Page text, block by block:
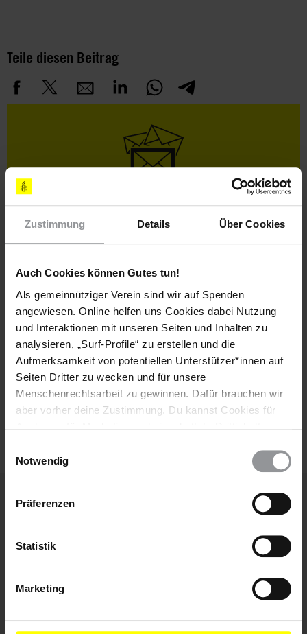
Zustimmung Details Über Cookies
Auch Cookies können Gutes tun!
Als gemeinnütziger Verein sind wir auf Spenden
angewiesen. Online helfen uns Cookies dabei Nutzung
und Interaktionen mit unseren Seiten und Inhalten zu
analysieren, „Surf-Profile“ zu erstellen und die
Aufmerksamkeit von potentiellen Unterstützer*innen auf
Seiten Dritter zu wecken und für unsere
Menschenrechtsarbeit zu gewinnen. Dafür brauchen wir
aber vorher deine Zustimmung. Du kannst Cookies für
wieder ändern. Diesen Banner kannst Du über den Link
Notwendig
Präferenzen
Statistik
Marketing
Teile diesen Beitrag
Bleib informiert
Text
für die Menschenrechte stark!
Nachname
E-
Ich habe dieDatenschutzrichtlinieund die
Nutzungsbedingungengelesen und stimme